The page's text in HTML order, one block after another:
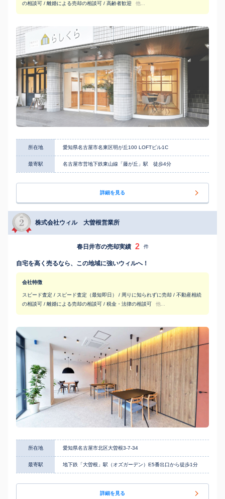
の相談可 / 離婚による売却の相談可 / 高齢者歓迎
他...
所在地 愛知県名古屋市名東区明が丘100 LOFTビル1C
最寄駅 名古屋市営地下鉄東山線「藤が丘」駅 徒歩4分
詳細を見る
株式会社ウィル 大曽根営業所
春日井市の売却実績 2 件
自宅を高く売るなら、この地域に強いウィルへ！
会社特徴
スピード査定 / スピード査定（最短即日） / 周りに知られずに売却 / 不動産相続
の相談可 / 離婚による売却の相談可 / 税金・法律の相談可
他...
所在地 愛知県名古屋市北区大曽根3-7-34
最寄駅 地下鉄「大曽根」駅（オズガーデン）E5番出口から徒歩1分
詳細を見る